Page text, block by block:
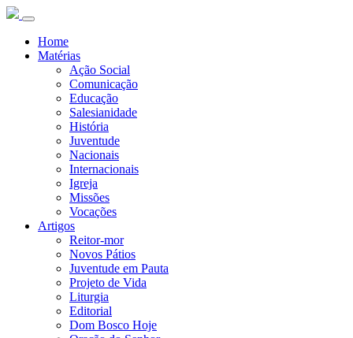
Home
Matérias
Ação Social
Comunicação
Educação
Salesianidade
História
Juventude
Nacionais
Internacionais
Igreja
Missões
Vocações
Artigos
Reitor-mor
Novos Pátios
Juventude em Pauta
Projeto de Vida
Liturgia
Editorial
Dom Bosco Hoje